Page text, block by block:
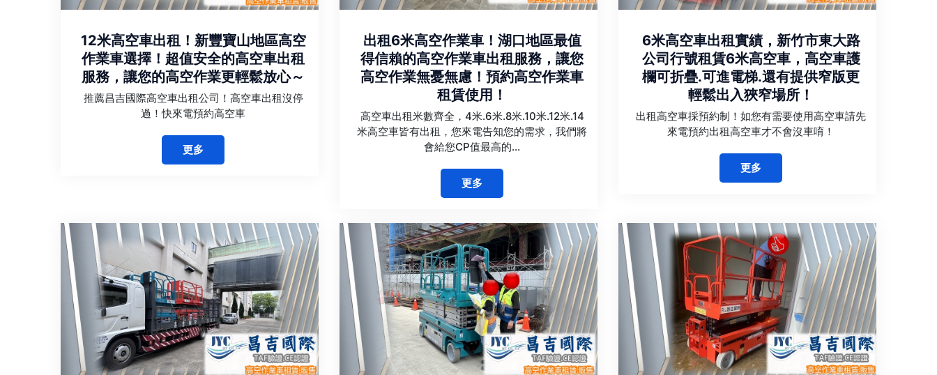
12米高空車出租！新豐寶山地區高空
作業車選擇！超值安全的高空車出租
服務，讓您的高空作業更輕鬆放心～
推薦昌吉國際高空車出租公司！高空車出租沒停
過！快來電預約高空車
更多
出租6米高空作業車！湖口地區最值
得信賴的高空作業車出租服務，讓您
高空作業無憂無慮！預約高空作業車
租賃使用！
高空車出租米數齊全，4米.6米.8米.10米.12米.14
米高空車皆有出租，您來電告知您的需求，我們將
會給您CP值最高的...
更多
6米高空車出租實績，新竹市東大路
公司行號租賃6米高空車，高空車護
欄可折疊.可進電梯.還有提供窄版更
輕鬆出入狹窄場所！
出租高空車採預約制！如您有需要使用高空車請先
來電預約出租高空車才不會沒車唷！
更多